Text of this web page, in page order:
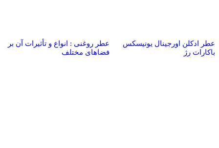
عطر ادکلن اورجینال یونیسکس
باکارات رژ
عطر روغنی : انواع و تأثیرات آن بر
فضاهای مختلف